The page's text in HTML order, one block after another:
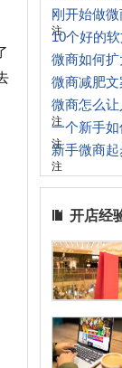
刚开始做
注
10个好的
微商如何
微商减肥文
微商怎么
注
一个新手
注
新手微商
注
开店经